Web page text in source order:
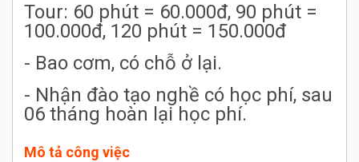
Tour: 60 phút = 60.000đ, 90 phút =
100.000đ, 120 phút = 150.000đ
- Bao cơm, có chỗ ở lại.
- Nhận đào tạo nghề có học phí, sau
06 tháng hoàn lại học phí.
Mô tả công việc